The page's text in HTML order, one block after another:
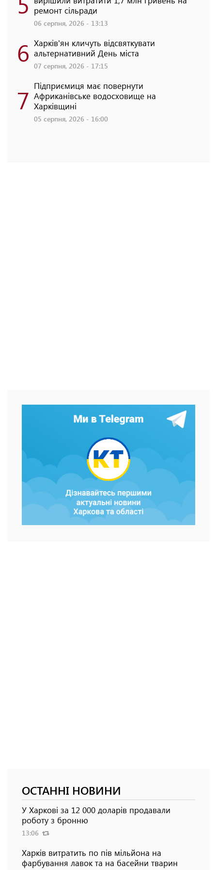
ремонт сільради
06 серпня, 2026 - 13:13
6 Харків'ян кличуть відсвяткувати
альтернативний День міста
07 серпня, 2026 - 17:15
7 Підприємиця має повернути
Африканівське водосховище на
Харківщині
05 серпня, 2026 - 16:00
ОСТАННІ НОВИНИ
У Харкові за 12 000 доларів продавали
роботу з бронню
13:06
Харків витратить по пів мільйона на
фарбування лавок та на басейни тварин